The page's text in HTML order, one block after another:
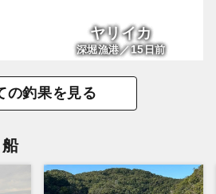
ヤリイカ
深堀漁港／15日前
の釣果を見る